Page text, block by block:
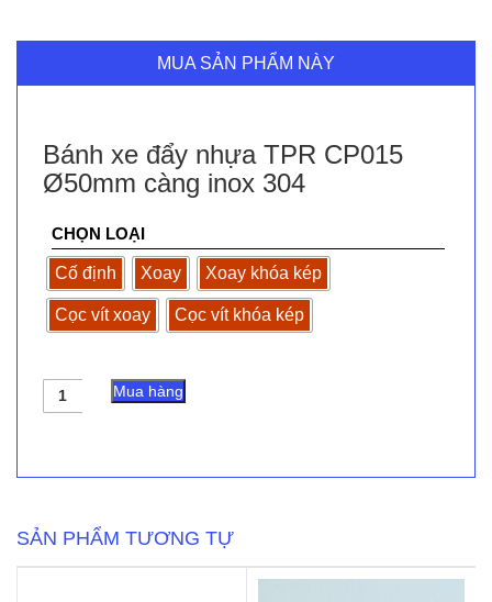
MUA SẢN PHẨM NÀY
Bánh xe đẩy nhựa TPR CP015
Ø50mm càng inox 304
CHỌN LOẠI
Cố định Xoay Xoay khóa kép
Cọc vít xoay Cọc vít khóa kép
Bánh
inox
304
Mua hàng
SẢN PHẨM TƯƠNG TỰ